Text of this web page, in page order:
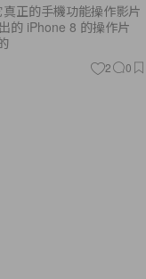
正的手機功能操作影片
的 iPhone 8 的操作片
2 0